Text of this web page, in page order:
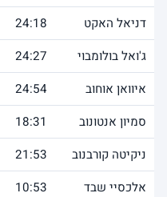
דניאל האקט
24:18
ג'ואל בולומבוי
24:27
איוואן אוחוב
24:54
סמיון אנטונוב
18:31
ניקיטה קורבנוב
21:53
אלכסיי שבד
10:53